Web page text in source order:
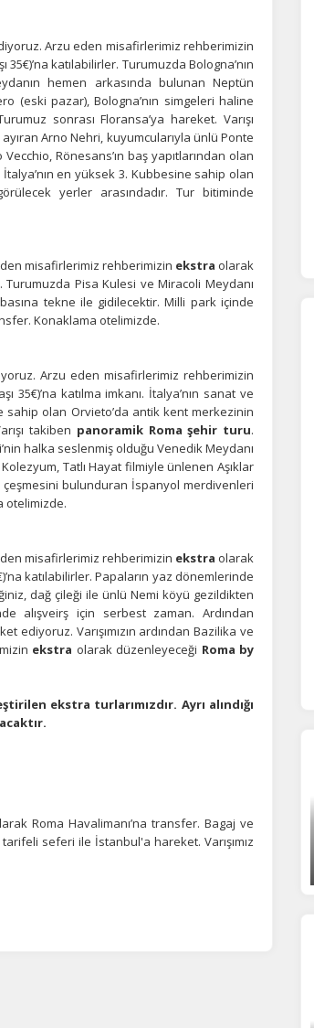
belirleyin.
bir web deneyimi sunmak için bazı bilgileri tarayıcınızda
içi ve yurt dışındaki hizmet sağlayıcılarla paylaşabiliriz. Buna
çalışmaz ve devre dışı bırakılamaz.
kullandığını anonim olarak ölçeriz. Hangi
ve kullanıcıların nerede zorluk yaşadığını
olur.
uygun reklamlar göstermek için kullanılır.
görmeye devam edersiniz, ancak daha az
Tümünü Kabul Et
Arzu eden misafirlerimiz rehberimizin
35€)’na katılabilirler. Turumuzda Bologna’nın
hemen arkasında bulunan Neptün
(eski pazar), Bologna’nın simgeleri haline
sonrası Floransa’ya hareket. Varışı
Arno Nehri, kuyumcularıyla ünlü Ponte
Rönesans’ın baş yapıtlarından olan
en yüksek 3. Kubbesine sahip olan
yerler arasındadır. Tur bitiminde
misafirlerimiz rehberimizin ekstra olarak
Turumuzda Pisa Kulesi ve Miracoli Meydanı
tekne ile gidilecektir. Milli park içinde
Konaklama otelimizde.
Arzu eden misafirlerimiz rehberimizin
35€)’na katılma imkanı. İtalya’nın sanat ve
olan Orvieto’da antik kent merkezinin
takiben panoramik Roma şehir turu.
halka seslenmiş olduğu Venedik Meydanı
Tatlı Hayat filmiyle ünlenen Aşıklar
bulunduran İspanyol merdivenleri
otelimizde.
misafirlerimiz rehberimizin ekstra olarak
katılabilirler. Papaların yaz dönemlerinde
dağ çileği ile ünlü Nemi köyü gezildikten
alışveirş için serbest zaman. Ardından
ediyoruz. Varışımızın ardından Bazilika ve
ekstra olarak düzenleyeceği Roma by
ekstra turlarımızdır. Ayrı alındığı
Roma Havalimanı’na transfer. Bagaj ve
seferi ile İstanbul'a hareket. Varışımız